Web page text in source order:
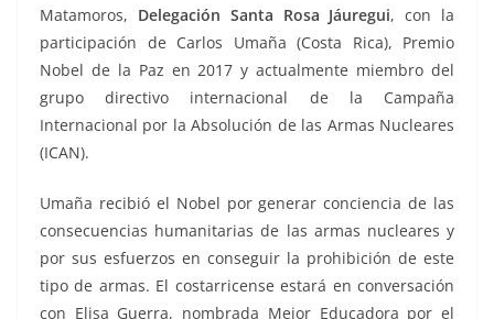
Matamoros, Delegación Santa Rosa Jáuregui, con la
participación de Carlos Umaña (Costa Rica), Premio
Nobel de la Paz en 2017 y actualmente miembro del
grupo directivo internacional de la Campaña
Internacional por la Absolución de las Armas Nucleares
(ICAN).
Umaña recibió el Nobel por generar conciencia de las
consecuencias humanitarias de las armas nucleares y
por sus esfuerzos en conseguir la prohibición de este
tipo de armas. El costarricense estará en conversación
con Elisa Guerra, nombrada Mejor Educadora por el